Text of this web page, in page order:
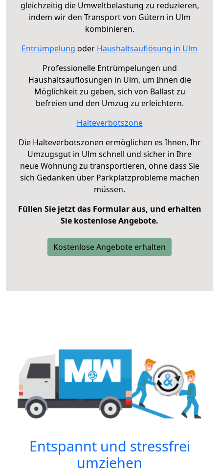
gleichzeitig die Umweltbelastung zu reduzieren,
indem wir den Transport von Gütern in Ulm
kombinieren.
Entrümpelung oder Haushaltsauflösung in Ulm
Professionelle Entrümpelungen und
Haushaltsauflösungen in Ulm, um Ihnen die
Möglichkeit zu geben, sich von Ballast zu
befreien und den Umzug zu erleichtern.
Halteverbotszone
Die Halteverbotszonen ermöglichen es Ihnen, Ihr
Umzugsgut in Ulm schnell und sicher in Ihre
neue Wohnung zu transportieren, ohne dass Sie
sich Gedanken über Parkplatzprobleme machen
müssen.
Füllen Sie jetzt das Formular aus, und erhalten
Sie kostenlose Angebote.
Kostenlose Angebote erhalten
Entspannt und stressfrei
umziehen